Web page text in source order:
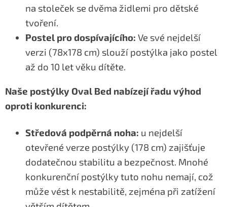
na stoleček se dvěma židlemi pro dětské
tvoření.
Postel pro dospívajícího: Ve své nejdelší
verzi (78x178 cm) slouží postýlka jako postel
až do 10 let věku dítěte.
Naše postýlky Oval Bed nabízejí řadu výhod
oproti konkurenci:
Středová podpěrná noha: u nejdelší
otevřené verze postýlky (178 cm) zajišťuje
dodatečnou stabilitu a bezpečnost. Mnohé
konkurenční postýlky tuto nohu nemají, což
může vést k nestabilitě, zejména při zatížení